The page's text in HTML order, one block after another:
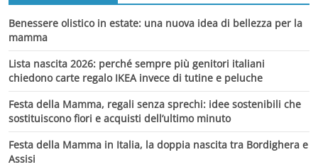
Benessere olistico in estate: una nuova idea di bellezza per la
mamma
Lista nascita 2026: perché sempre più genitori italiani
chiedono carte regalo IKEA invece di tutine e peluche
Festa della Mamma, regali senza sprechi: idee sostenibili che
sostituiscono fiori e acquisti dell’ultimo minuto
Festa della Mamma in Italia, la doppia nascita tra Bordighera e
Assisi